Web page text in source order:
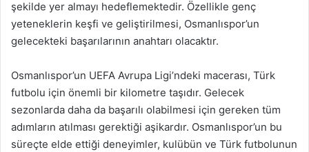
şekilde yer almayı hedeflemektedir. Özellikle genç
yeteneklerin keşfi ve geliştirilmesi, Osmanlıspor’un
gelecekteki başarılarının anahtarı olacaktır.
Osmanlıspor’un UEFA Avrupa Ligi’ndeki macerası, Türk
futbolu için önemli bir kilometre taşıdır. Gelecek
sezonlarda daha da başarılı olabilmesi için gereken tüm
adımların atılması gerektiği aşikardır. Osmanlıspor’un bu
süreçte elde ettiği deneyimler, kulübün ve Türk futbolunun